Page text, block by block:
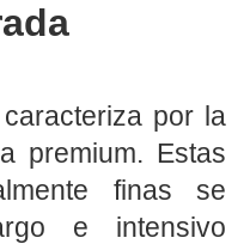
por la
premium. Estas
finas se
e intensivo